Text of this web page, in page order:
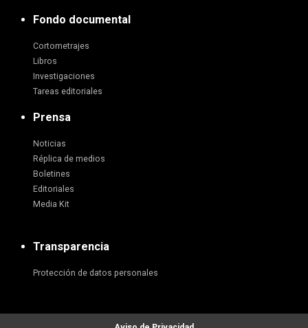
Fondo documental
Cortometrajes
Libros
Investigaciones
Tareas editoriales
Prensa
Noticias
Réplica de medios
Boletines
Editoriales
Media Kit
Transparencia
Protección de datos personales